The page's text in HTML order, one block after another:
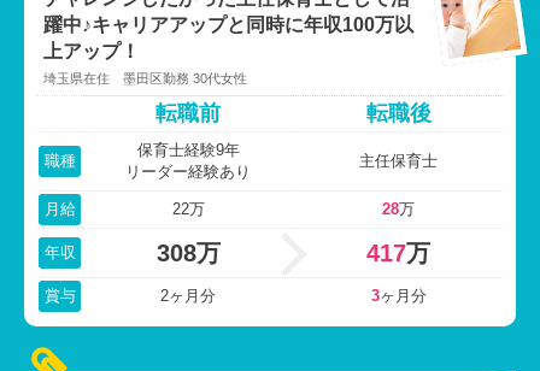
躍中♪キャリアアップと同時に年収100万以
上アップ！
埼玉県在住 墨田区勤務 30代女性
転職前 転職後
職種
保育士経験9年
リーダー経験あり
主任保育士
月給 22万 28万
年収 308万 417万
賞与 2ヶ月分 3ヶ月分